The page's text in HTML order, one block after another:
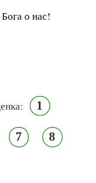
о нас!
1
7 8